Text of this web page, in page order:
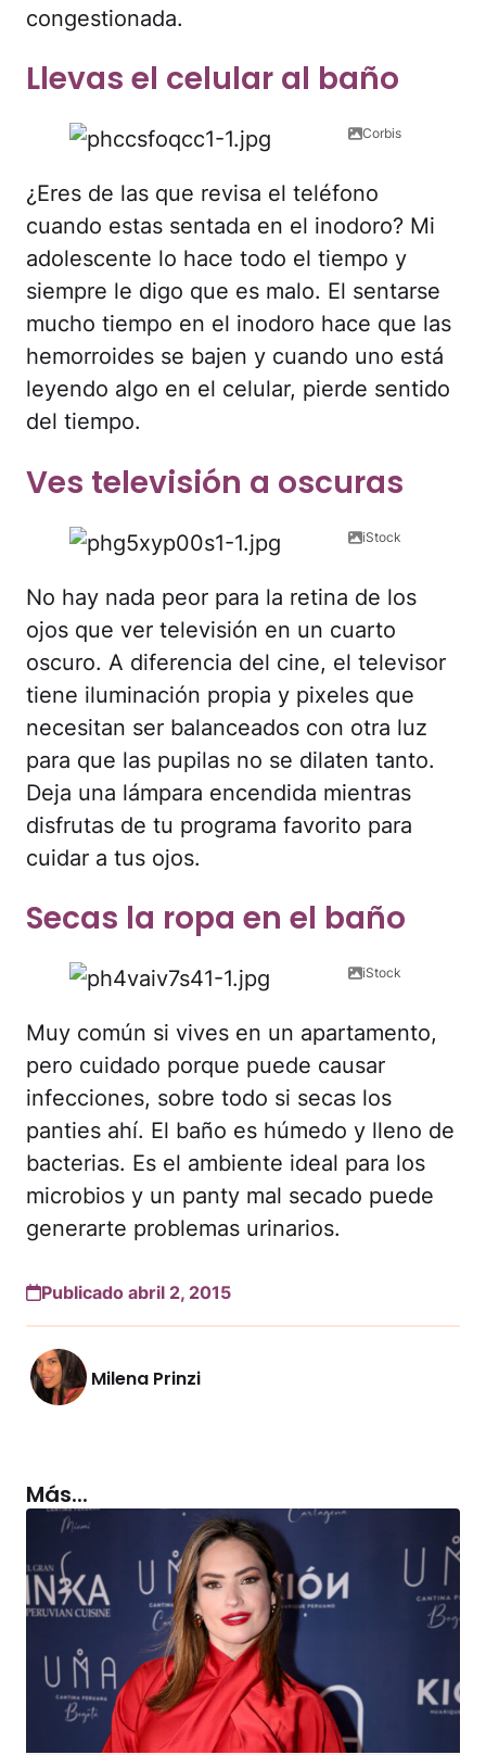
congestionada.
Llevas el celular al baño
Corbis
¿Eres de las que revisa el teléfono
cuando estas sentada en el inodoro? Mi
adolescente lo hace todo el tiempo y
siempre le digo que es malo. El sentarse
mucho tiempo en el inodoro hace que las
hemorroides se bajen y cuando uno está
leyendo algo en el celular, pierde sentido
del tiempo.
Ves televisión a oscuras
iStock
No hay nada peor para la retina de los
ojos que ver televisión en un cuarto
oscuro. A diferencia del cine, el televisor
tiene iluminación propia y pixeles que
necesitan ser balanceados con otra luz
para que las pupilas no se dilaten tanto.
Deja una lámpara encendida mientras
disfrutas de tu programa favorito para
cuidar a tus ojos.
Secas la ropa en el baño
iStock
Muy común si vives en un apartamento,
pero cuidado porque puede causar
infecciones, sobre todo si secas los
panties ahí. El baño es húmedo y lleno de
bacterias. Es el ambiente ideal para los
microbios y un panty mal secado puede
generarte problemas urinarios.
Publicado abril 2, 2015
Milena Prinzi
Más...